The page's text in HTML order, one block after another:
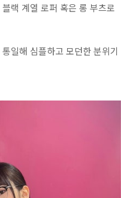
랙 계열 로퍼 혹은 롱 부츠로
일해 심플하고 모던한 분위기